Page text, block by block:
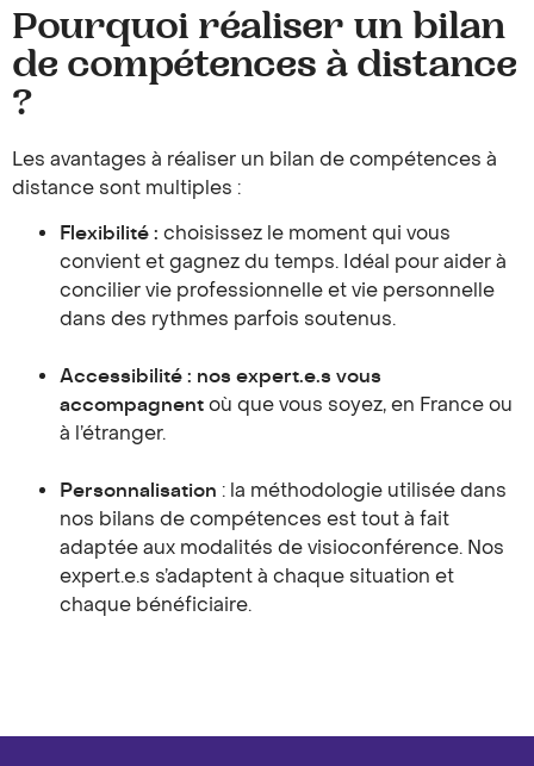
Pourquoi réaliser un bilan
de compétences à distance
?
Les avantages à réaliser un bilan de compétences à
distance sont multiples :
Flexibilité : choisissez le moment qui vous
convient et gagnez du temps. Idéal pour aider à
concilier vie professionnelle et vie personnelle
dans des rythmes parfois soutenus.
Accessibilité : nos expert.e.s vous
accompagnent où que vous soyez, en France ou
à l’étranger.
Personnalisation : la méthodologie utilisée dans
nos bilans de compétences est tout à fait
adaptée aux modalités de visioconférence. Nos
expert.e.s s’adaptent à chaque situation et
chaque bénéficiaire.